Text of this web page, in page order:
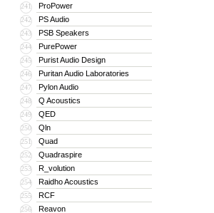
241 ProPower
242 PS Audio
243 PSB Speakers
244 PurePower
245 Purist Audio Design
246 Puritan Audio Laboratories
247 Pylon Audio
248 Q Acoustics
249 QED
250 Qln
251 Quad
252 Quadraspire
253 R_volution
254 Raidho Acoustics
255 RCF
256 Reavon